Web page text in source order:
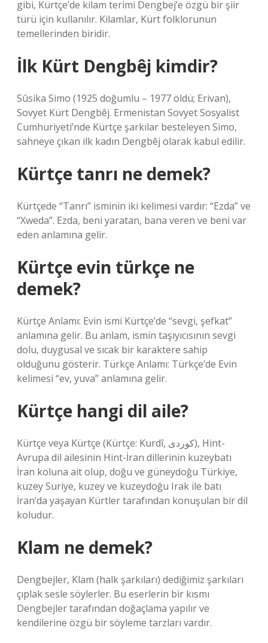
gibi, Kürtçe’de kilam terimi Dengbej’e özgü bir şiir
türü için kullanılır. Kilamlar, Kürt folklorunun
temellerinden biridir.
İlk Kürt Dengbêj kimdir?
Sûsika Simo (1925 doğumlu – 1977 öldü; Erivan),
Sovyet Kürt Dengbêj. Ermenistan Sovyet Sosyalist
Cumhuriyeti’nde Kürtçe şarkılar besteleyen Simo,
sahneye çıkan ilk kadın Dengbêj olarak kabul edilir.
Kürtçe tanrı ne demek?
Kürtçede “Tanrı” isminin iki kelimesi vardır: “Ezda” ve
“Xweda”. Ezda, beni yaratan, bana veren ve beni var
eden anlamına gelir.
Kürtçe evin türkçe ne
demek?
Kürtçe Anlamı: Evin ismi Kürtçe’de “sevgi, şefkat”
anlamına gelir. Bu anlam, ismin taşıyıcısının sevgi
dolu, duygusal ve sıcak bir karaktere sahip
olduğunu gösterir. Türkçe Anlamı: Türkçe’de Evin
kelimesi “ev, yuva” anlamına gelir.
Kürtçe hangi dil aile?
Kürtçe veya Kürtçe (Kürtçe: Kurdî, کوردی), Hint-
Avrupa dil ailesinin Hint-İran dillerinin kuzeybatı
İran koluna ait olup, doğu ve güneydoğu Türkiye,
kuzey Suriye, kuzey ve kuzeydoğu Irak ile batı
İran’da yaşayan Kürtler tarafından konuşulan bir dil
koludur.
Klam ne demek?
Dengbejler, Klam (halk şarkıları) dediğimiz şarkıları
çıplak sesle söylerler. Bu eserlerin bir kısmı
Dengbejler tarafından doğaçlama yapılır ve
kendilerine özgü bir söyleme tarzları vardır.